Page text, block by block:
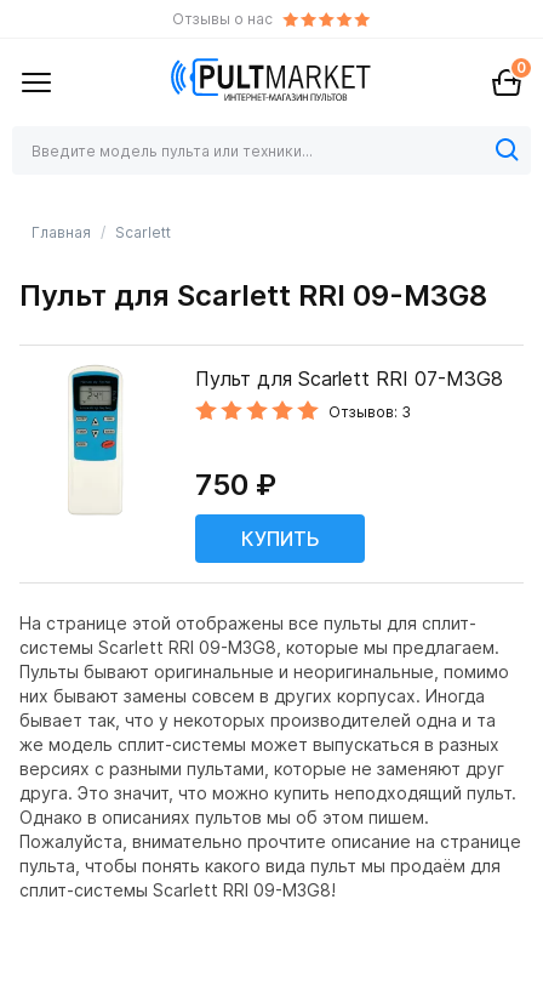
Отзывы о нас
0
Главная Scarlett
Пульт для Scarlett RRI 09-M3G8
На странице этой отображены все пульты для сплит-
системы Scarlett RRI 09-M3G8, которые мы предлагаем.
Пульты бывают оригинальные и неоригинальные, помимо
них бывают замены совсем в других корпусах. Иногда
бывает так, что у некоторых производителей одна и та
же модель сплит-системы может выпускаться в разных
версиях с разными пультами, которые не заменяют друг
друга. Это значит, что можно купить неподходящий пульт.
Однако в описаниях пультов мы об этом пишем.
Пожалуйста, внимательно прочтите описание на странице
пульта, чтобы понять какого вида пульт мы продаём для
сплит-системы Scarlett RRI 09-M3G8!
Пульт для Scarlett RRI 07-M3G8
Отзывов: 3
750 ₽